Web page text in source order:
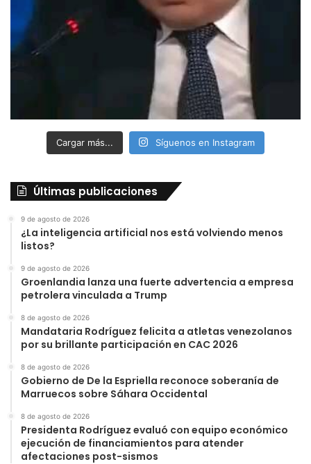
Cargar más... Síguenos en Instagram
Últimas publicaciones
9 de agosto de 2026
¿La inteligencia artificial nos está volviendo menos
listos?
9 de agosto de 2026
Groenlandia lanza una fuerte advertencia a empresa
petrolera vinculada a Trump
8 de agosto de 2026
Mandataria Rodríguez felicita a atletas venezolanos
por su brillante participación en CAC 2026
8 de agosto de 2026
Gobierno de De la Espriella reconoce soberanía de
Marruecos sobre Sáhara Occidental
8 de agosto de 2026
Presidenta Rodríguez evaluó con equipo económico
ejecución de financiamientos para atender
afectaciones post-sismos